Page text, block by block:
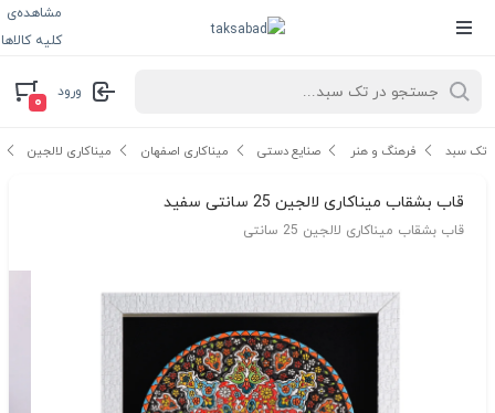
مشاهده‌ی
کلیه کالاها
ورود
۰
تک سبد فرهنگ و هنر صنایع دستی میناکاری اصفهان میناکاری لالجین
قاب بشقاب میناکاری لالجین 25 سانتی سفید
قاب بشقاب میناکاری لالجین 25 سانتی